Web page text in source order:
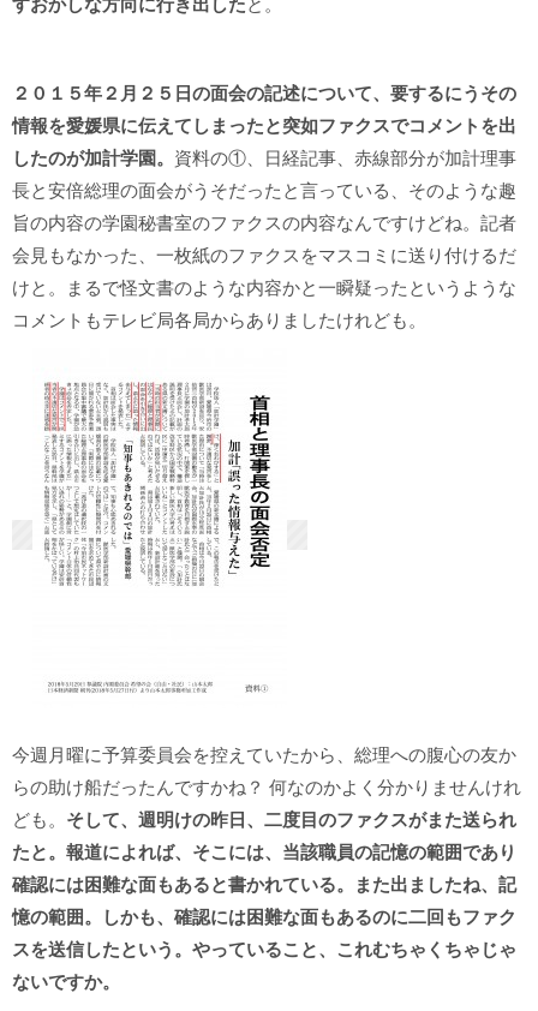
２０１５年２月２５日の面会の記述について、要するにうその
情報を愛媛県に伝えてしまったと突如ファクスでコメントを出
したのが加計学園。 資料の①、日経記事、赤線部分が加計理事
長と安倍総理の面会がうそだったと言っている、そのような趣
旨の内容の学園秘書室のファクスの内容なんですけどね。記者
会見もなかった、一枚紙のファクスをマスコミに送り付けるだ
けと。まるで怪文書のような内容かと一瞬疑ったというような
コメントもテレビ局各局からありましたけれども。
今週月曜に予算委員会を控えていたから、総理への腹心の友か
らの助け船だったんですかね？ 何なのかよく分かりませんけれ
ども。 そして、週明けの昨日、二度目のファクスがまた送られ
たと。報道によれば、そこには、当該職員の記憶の範囲であり
確認には困難な面もあると書かれている。また出ましたね、記
憶の範囲。しかも、確認には困難な面もあるのに二回もファク
スを送信したという。やっていること、これむちゃくちゃじゃ
ないですか。